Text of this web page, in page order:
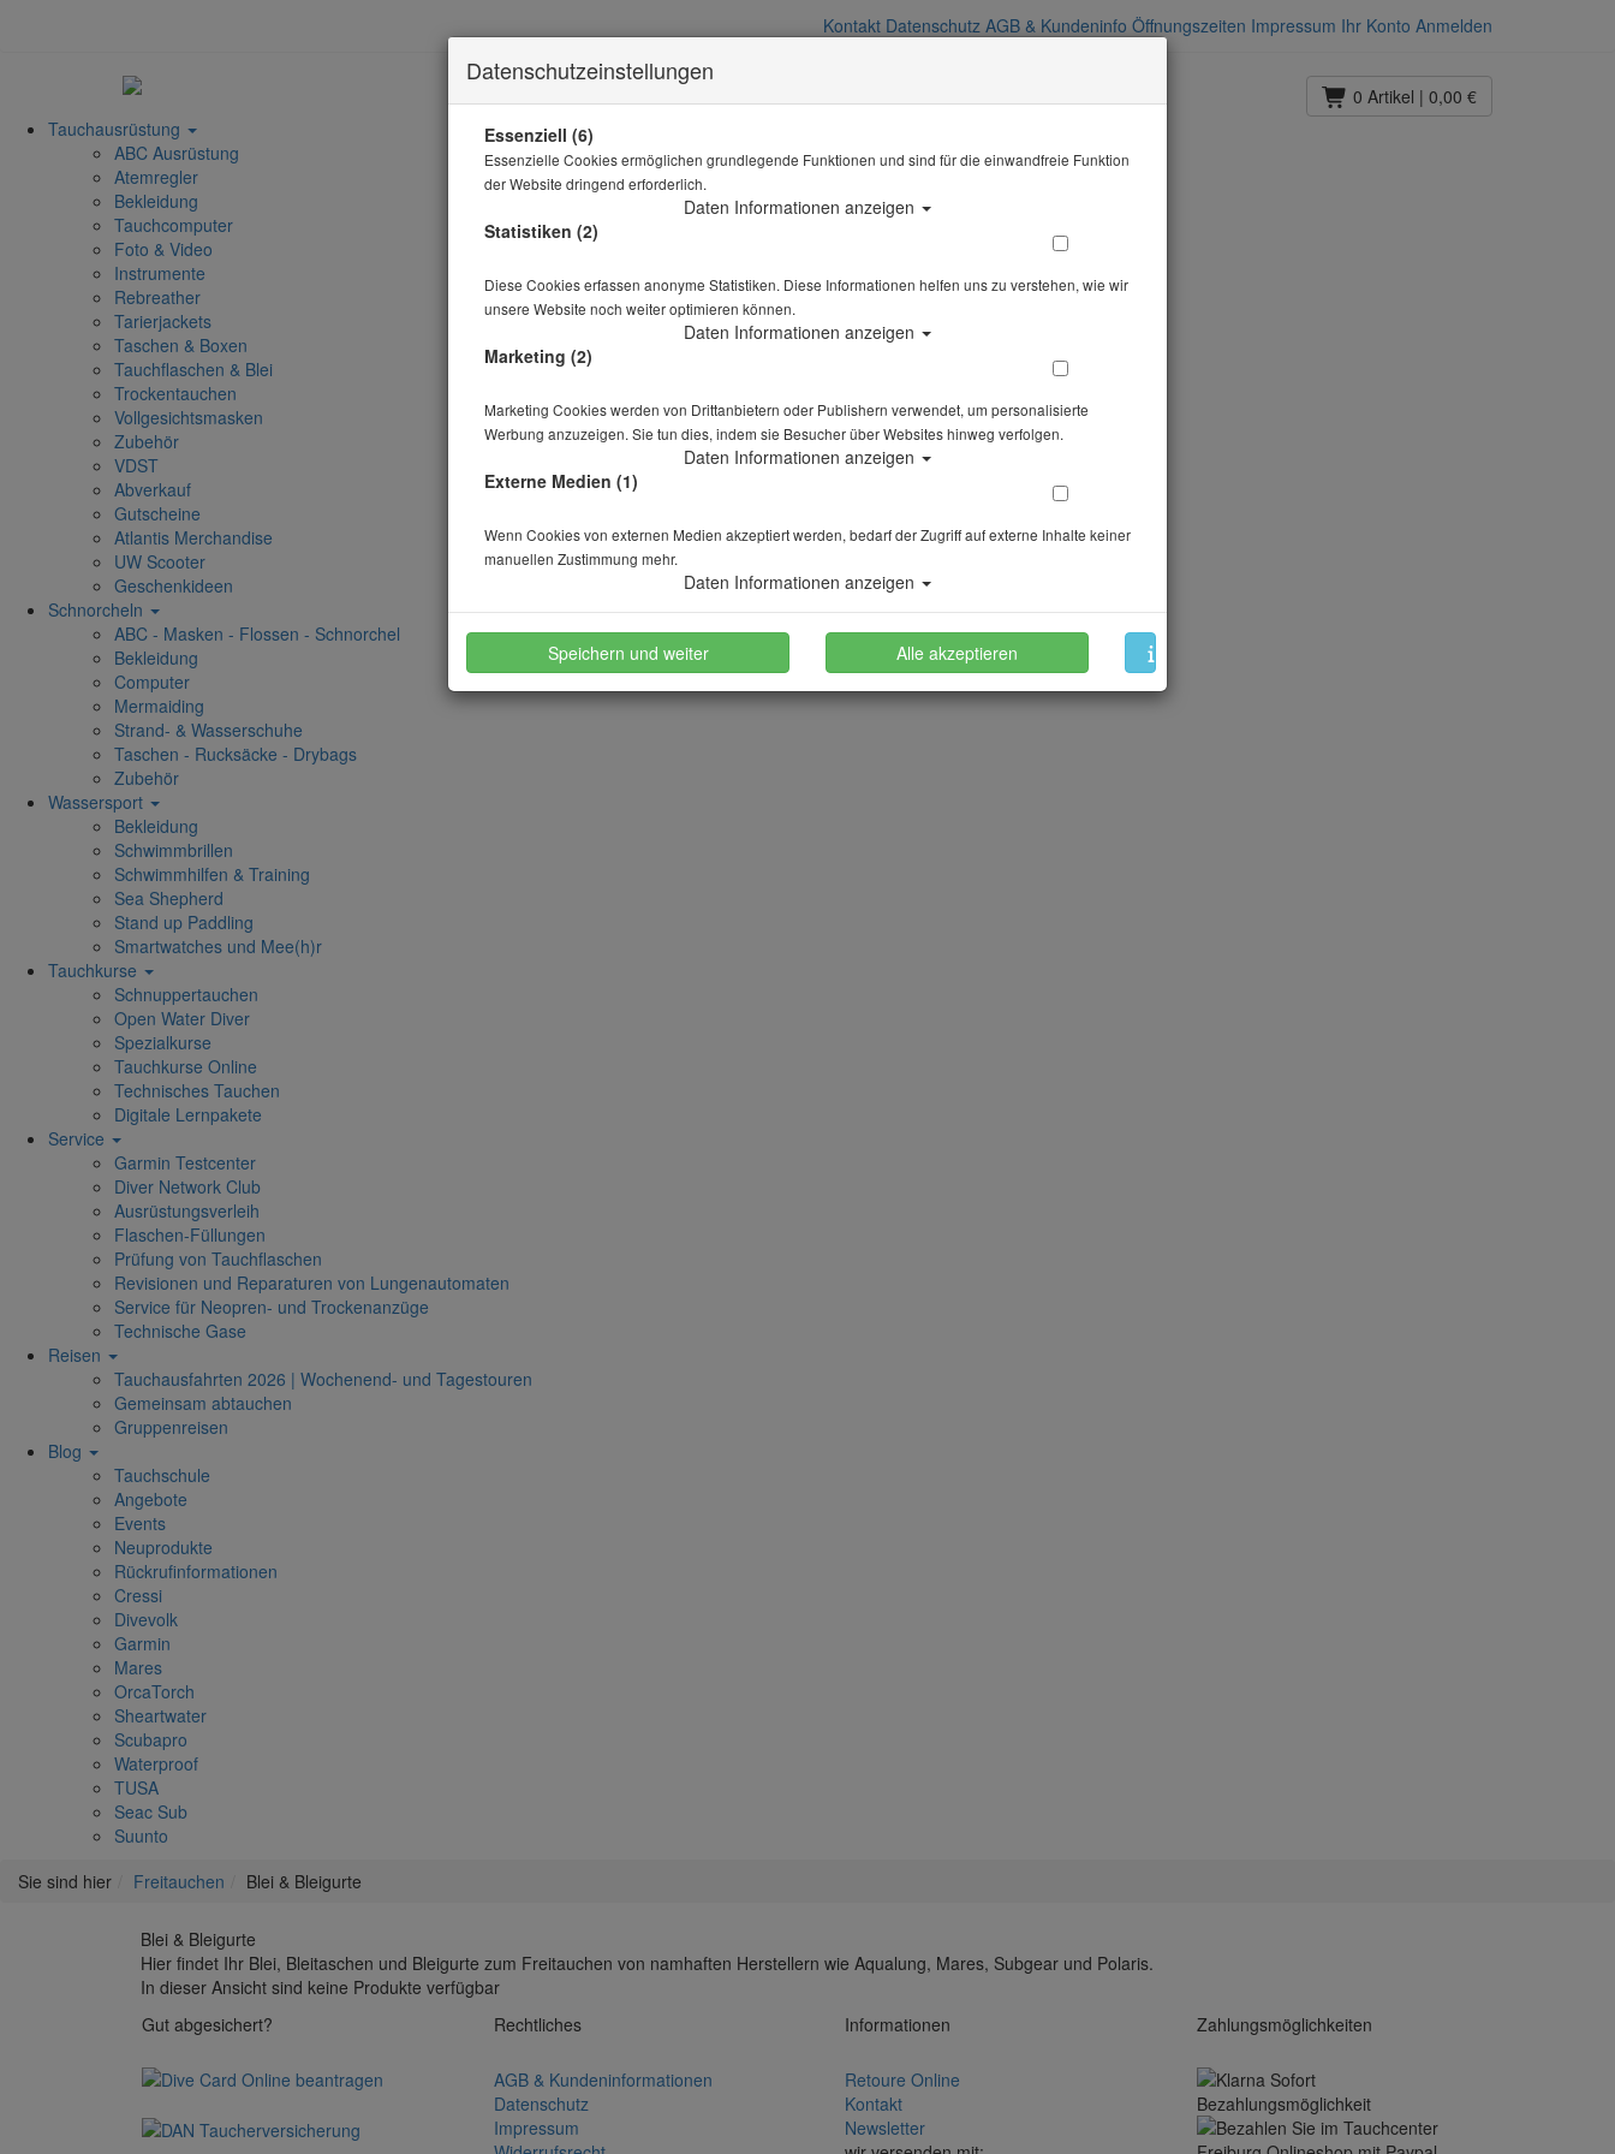
Kontakt Datenschutz AGB & Kundeninfo Öffnungszeiten Impressum Ihr Konto Anmelden
0 Artikel | 0,00 €
Tauchausrüstung
ABC Ausrüstung
Atemregler
Bekleidung
Tauchcomputer
Foto & Video
Instrumente
Rebreather
Tarierjackets
Taschen & Boxen
Tauchflaschen & Blei
Trockentauchen
Vollgesichtsmasken
Zubehör
VDST
Abverkauf
Gutscheine
Atlantis Merchandise
UW Scooter
Geschenkideen
Schnorcheln
ABC - Masken - Flossen - Schnorchel
Bekleidung
Computer
Mermaiding
Strand- & Wasserschuhe
Taschen - Rucksäcke - Drybags
Zubehör
Wassersport
Bekleidung
Schwimmbrillen
Schwimmhilfen & Training
Sea Shepherd
Stand up Paddling
Smartwatches und Mee(h)r
Tauchkurse
Schnuppertauchen
Open Water Diver
Spezialkurse
Tauchkurse Online
Technisches Tauchen
Digitale Lernpakete
Service
Garmin Testcenter
Diver Network Club
Ausrüstungsverleih
Flaschen-Füllungen
Prüfung von Tauchflaschen
Revisionen und Reparaturen von Lungenautomaten
Service für Neopren- und Trockenanzüge
Technische Gase
Reisen
Tauchausfahrten 2026 | Wochenend- und Tagestouren
Gemeinsam abtauchen
Gruppenreisen
Blog
Tauchschule
Angebote
Events
Neuprodukte
Rückrufinformationen
Cressi
Divevolk
Garmin
Mares
OrcaTorch
Sheartwater
Scubapro
Waterproof
TUSA
Seac Sub
Suunto
Sie sind hier
Freitauchen Blei & Bleigurte
Blei & Bleigurte
Hier findet Ihr Blei, Bleitaschen und Bleigurte zum Freitauchen von namhaften Herstellern wie Aqualung, Mares, Subgear und Polaris.
In dieser Ansicht sind keine Produkte verfügbar
Gut abgesichert?
Rechtliches
AGB & Kundeninformationen
Datenschutz
Impressum
Informationen
Retoure Online
Kontakt
Newsletter
Zahlungsmöglichkeiten
Datenschutzeinstellungen
Essenziell (6)
Essenzielle Cookies ermöglichen grundlegende Funktionen und sind für die einwandfreie Funktion
der Website dringend erforderlich.
Daten Informationen anzeigen
Statistiken (2)
Diese Cookies erfassen anonyme Statistiken. Diese Informationen helfen uns zu verstehen, wie wir
unsere Website noch weiter optimieren können.
Daten Informationen anzeigen
Marketing (2)
Marketing Cookies werden von Drittanbietern oder Publishern verwendet, um personalisierte
Werbung anzuzeigen. Sie tun dies, indem sie Besucher über Websites hinweg verfolgen.
Daten Informationen anzeigen
Externe Medien (1)
Wenn Cookies von externen Medien akzeptiert werden, bedarf der Zugriff auf externe Inhalte keiner
manuellen Zustimmung mehr.
Daten Informationen anzeigen
Speichern und weiter Alle akzeptieren